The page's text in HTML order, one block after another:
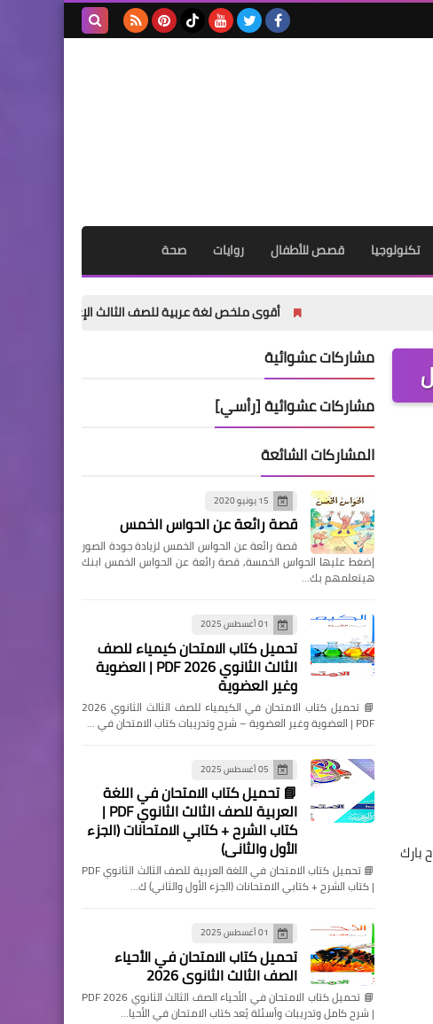
تكنولوجيا قصص للأطفال روايات صحة
أقوى ملخص لغة عربية للصف الثالث الإعدادي الترم الأول 2027 PDF | شرح وتدريبات وامتحانات وإجابات
بارك
مشاركات عشوائية
مشاركات عشوائية [رأسي]
المشاركات الشائعة
15 يونيو 2020
قصة رائعة عن الحواس الخمس
قصة رائعة عن الحواس الخمس لزيادة جودة الصور
إضغط عليها الحواس الخمسة, قصة رائعة عن الحواس الخمس ابنك
هيتعلمهم بك…
01 أغسطس 2025
تحميل كتاب الامتحان كيمياء للصف
الثالث الثانوي 2026 PDF | العضوية
وغير العضوية
📘 تحميل كتاب الامتحان في الكيمياء للصف الثالث الثانوي 2026
PDF | العضوية وغير العضوية – شرح وتدريبات كتاب الامتحان في …
05 أغسطس 2025
📘 تحميل كتاب الامتحان في اللغة
العربية للصف الثالث الثانوي PDF |
كتاب الشرح + كتابي الامتحانات (الجزء
الأول والثاني)
📘 تحميل كتاب الامتحان في اللغة العربية للصف الثالث الثانوي PDF
| كتاب الشرح + كتابي الامتحانات (الجزء الأول والثاني) ك…
01 أغسطس 2025
تحميل كتاب الامتحان في الأحياء
الصف الثالث الثانوي 2026
📘 تحميل كتاب الامتحان في الأحياء الصف الثالث الثانوي 2026 PDF
| شرح كامل وتدريبات وأسئلة يُعد كتاب الامتحان في الأحيا…